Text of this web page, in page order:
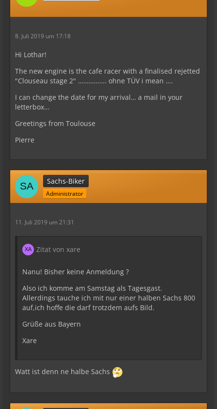
8. Juli 2019 um 17:18
Hi Lothar!
The new engine is the cafe racer with a finalised rejetted
"Clouseau stage 2" ……………. ohne TÜV i mean ….
I can change the date for my arrival… a mail in your
letterbox…
Greetings from Toulouse
Pierre
Sachs-Biker
Administrator
11. Juli 2019 um 21:31
Zitat von xare
Nanu! Bisher keine Anmeldung ?
Also ich komme am Samstag als Tagesgast.
Allerdings tauche ich mit nur einer halben Sachs 800
auf,ich hoffe die darf trotzdem aufs Bild.
Grüße aus Bayern
Xare
Watt ist denn ne halbe Sachs